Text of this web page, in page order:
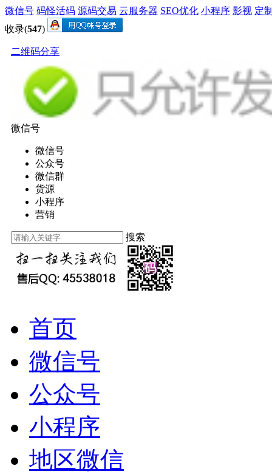
微信号 码怪活码 源码交易 云服务器 SEO优化 小程序 影视 定
收录(547)
二维码分享
微信号
微信号
公众号
微信群
货源
小程序
营销
搜索
首页
微信号
公众号
小程序
地区微信